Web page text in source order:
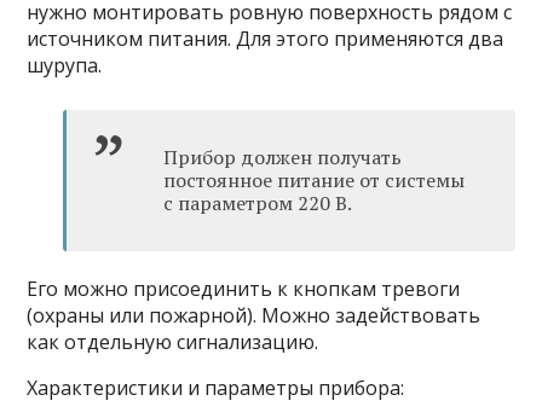
нужно монтировать ровную поверхность рядом с
источником питания. Для этого применяются два
шурупа.
Прибор должен получать
постоянное питание от системы
с параметром 220 В.
Его можно присоединить к кнопкам тревоги
(охраны или пожарной). Можно задействовать
как отдельную сигнализацию.
Характеристики и параметры прибора: